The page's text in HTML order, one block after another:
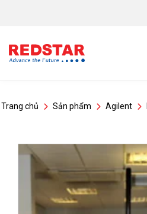
dung
Trang chủ Sản phẩm Agilent